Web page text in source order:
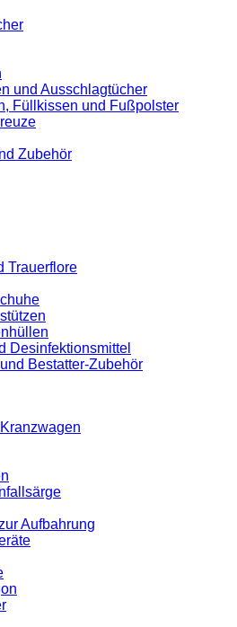
und Ausschlagtücher
Füllkissen und Fußpolster
Zubehör
Trauerflore
Desinfektionsmittel
Bestatter-Zubehör
Aufbahrung